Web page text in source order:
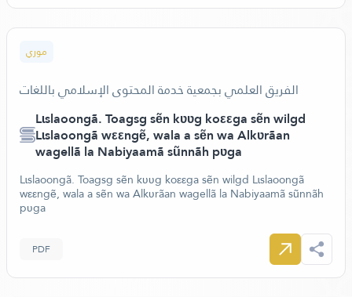
موري
الفريق العلمي بجمعية خدمة المحتوى الإسلامي باللغات
Lɩslaoongã. Toagsg sẽn kʋʋg koεεga sẽn wilgd
Lɩslaoongã wεεngẽ, wala a sẽn wa Alkʋrãan
wagellã la Nabiyaamã sũnnãh pʋga
Lɩslaoongã. Toagsg sẽn kʋʋg koεεga sẽn wilgd Lɩslaoongã
wεεngẽ, wala a sẽn wa Alkʋrãan wagellã la Nabiyaamã sũnnãh
pʋga
PDF